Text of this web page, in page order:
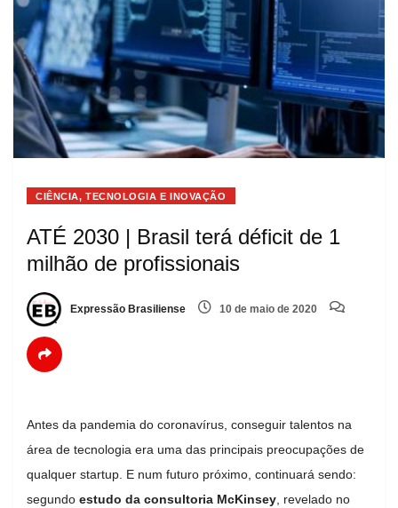
CIÊNCIA, TECNOLOGIA E INOVAÇÃO
ATÉ 2030 | Brasil terá déficit de 1
milhão de profissionais
Expressão Brasiliense 10 de maio de 2020
Antes da pandemia do coronavírus, conseguir talentos na
área de tecnologia era uma das principais preocupações de
qualquer startup. E num futuro próximo, continuará sendo:
segundo estudo da consultoria McKinsey , revelado no